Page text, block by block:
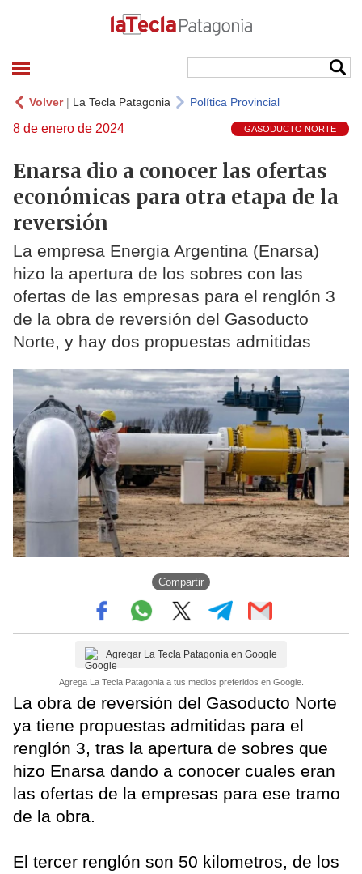
Volver| La Tecla Patagonia Política Provincial
8 de enero de 2024 GASODUCTO NORTE
Enarsa dio a conocer las ofertas
económicas para otra etapa de la
reversión
La empresa Energia Argentina (Enarsa)
hizo la apertura de los sobres con las
ofertas de las empresas para el renglón 3
de la obra de reversión del Gasoducto
Norte, y hay dos propuestas admitidas
Compartir
Agregar La Tecla Patagonia en Google
Agrega La Tecla Patagonia a tus medios preferidos en Google.
La obra de reversión del Gasoducto Norte
ya tiene propuestas admitidas para el
renglón 3, tras la apertura de sobres que
hizo Enarsa dando a conocer cuales eran
las ofertas de la empresas para ese tramo
de la obra.
El tercer renglón son 50 kilometros, de los